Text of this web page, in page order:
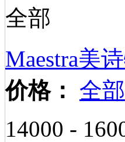
全部
Maestra美
价格：
全部
14000 -